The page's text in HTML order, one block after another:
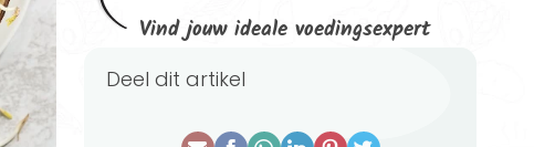
Vind jouw ideale voedingsexpert
Deel dit artikel